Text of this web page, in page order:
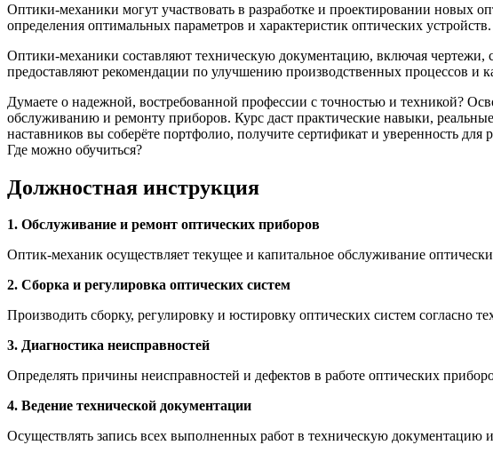
Оптики-механики могут участвовать в разработке и проектировании новых
определения оптимальных параметров и характеристик оптических устройств.
Оптики-механики составляют техническую документацию, включая
предоставляют рекомендации по улучшению производственных процессов и
Думаете о надежной, востребованной профессии с точностью и техникой?
обслуживанию и ремонту приборов. Курс даст практические навыки,
наставников вы соберёте портфолио, получите сертификат и уверенность
Где можно обучиться?
Должностная инструкция
1. Обслуживание и ремонт оптических приборов
Оптик-механик осуществляет текущее и капитальное обслуживание
2. Сборка и регулировка оптических систем
Производить сборку, регулировку и юстировку оптических систем согласно
3. Диагностика неисправностей
Определять причины неисправностей и дефектов в работе оптических
4. Ведение технической документации
Осуществлять запись всех выполненных работ в техническую документацию